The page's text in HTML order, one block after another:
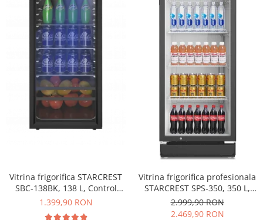
Vitrina frigorifica STARCREST
SBC-138BK, 138 L, Control
temperatura, Usa sticla, H 125
1.399,90 RON
Vitrina frigorifica profesionala
STARCREST SPS-350, 350 L,
Termostat reglabil, Iluminare
LED, H 194.5 cm, Negru
2.999,90 RON
2.469,90 RON